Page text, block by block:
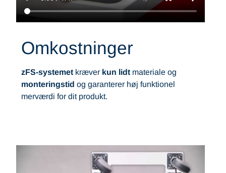
Omkostninger
zFS-systemet kræver kun lidt materiale og
monteringstid og garanterer høj funktionel
merværdi for dit produkt.